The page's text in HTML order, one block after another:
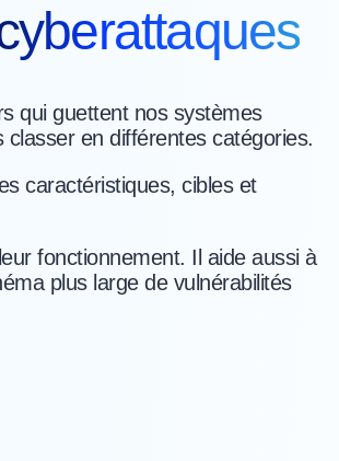
qui guettent nos systèmes
en différentes catégories.
caractéristiques, cibles et
fonctionnement. Il aide aussi à
plus large de vulnérabilités